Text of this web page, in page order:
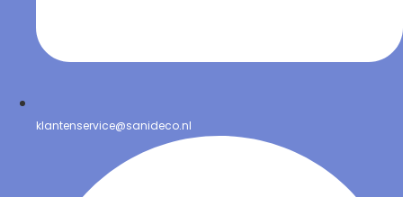
klantenservice@sanideco.nl